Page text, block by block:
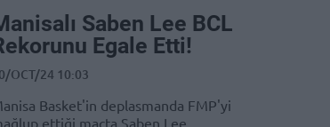
Saben Lee BCL
Egale Etti!
OCT/24 10:03
Basket'in deplasmanda FMP'yi
ettiği maçta Saben Lee,